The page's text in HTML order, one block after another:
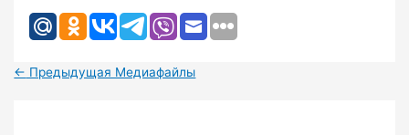
← Предыдущая Медиафайлы